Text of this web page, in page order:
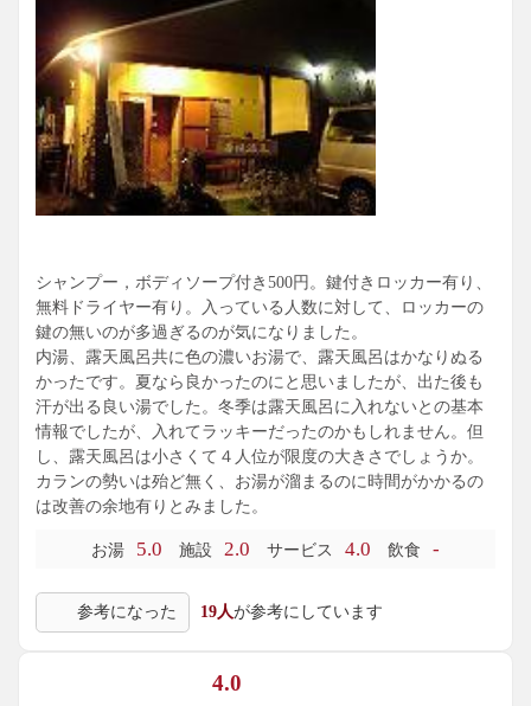
シャンプー，ボディソープ付き500円。鍵付きロッカー有り、
無料ドライヤー有り。入っている人数に対して、ロッカーの
鍵の無いのが多過ぎるのが気になりました。
内湯、露天風呂共に色の濃いお湯で、露天風呂はかなりぬる
かったです。夏なら良かったのにと思いましたが、出た後も
汗が出る良い湯でした。冬季は露天風呂に入れないとの基本
情報でしたが、入れてラッキーだったのかもしれません。但
し、露天風呂は小さくて４人位が限度の大きさでしょうか。
カランの勢いは殆ど無く、お湯が溜まるのに時間がかかるの
は改善の余地有りとみました。
お湯 5.0 施設 2.0 サービス 4.0 飲食 -
参考になった 19人が参考にしています
4.0